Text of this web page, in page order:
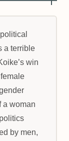
a terrible
win
a woman
by men,